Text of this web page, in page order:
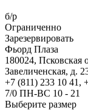
б/р
Ограниченно
Зарезервировать
Фьорд Плаза
180024, Псковская
Завеличенская, д.
+7 (811) 233 10 41,
7/0 ПН-ВС 10 - 21
Выберите размер